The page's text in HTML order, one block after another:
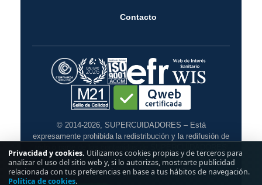
Privacidad y cookies. Utilizamos cookies propias y de terceros para
analizar el uso del sitio web y, si lo autorizas, mostrarte publicidad
relacionada con tus preferencias en base a tus hábitos de navegación.
Política de cookies.
Contacto
© 2014-2026, SUPERCUIDADORES – Está
expresamente prohibida la redistribución y la redifusión de
sin su previo y expreso consentimiento escrito.